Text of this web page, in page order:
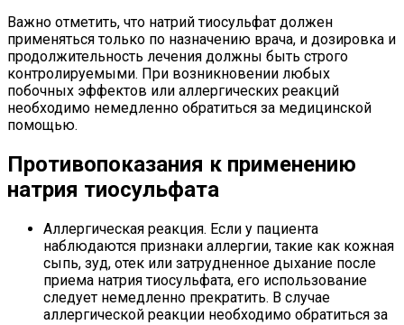
Важно отметить, что натрий тиосульфат должен
применяться только по назначению врача, и дозировка и
продолжительность лечения должны быть строго
контролируемыми. При возникновении любых
побочных эффектов или аллергических реакций
необходимо немедленно обратиться за медицинской
помощью.
Противопоказания к применению
натрия тиосульфата
Аллергическая реакция. Если у пациента
наблюдаются признаки аллергии, такие как кожная
сыпь, зуд, отек или затрудненное дыхание после
приема натрия тиосульфата, его использование
следует немедленно прекратить. В случае
аллергической реакции необходимо обратиться за